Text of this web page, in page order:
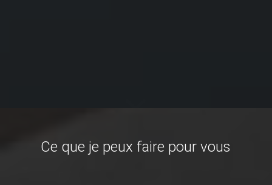
Ce que je peux faire pour vous